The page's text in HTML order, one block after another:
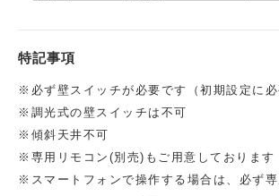
特記事項
※必ず壁スイッチが必要です（初期設定に必
※調光式の壁スイッチは不可
※傾斜天井不可
※専用リモコン(別売)もご用意しております
※スマートフォンで操作する場合は、必ず